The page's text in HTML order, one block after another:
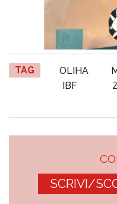
TAG OLIHA
IBF
SCRIVI/